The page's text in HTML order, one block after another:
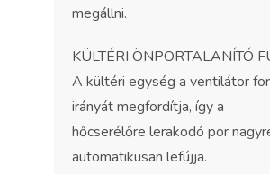
megállni.
KÜLTÉRI ÖNPORTALANÍTÓ
A kültéri egység a ventilátor
irányát megfordítja, így a
hőcserélőre lerakodó por
automatikusan lefújja.